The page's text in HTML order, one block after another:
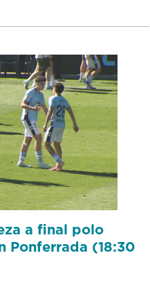
a final polo
Ponferrada (18:30